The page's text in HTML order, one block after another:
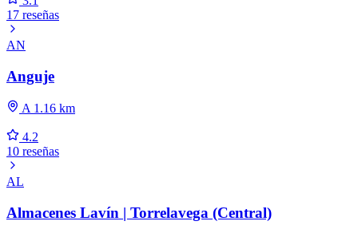
17 reseñas
AN
Anguje
A 1.16 km
4.2
10 reseñas
AL
Almacenes Lavín | Torrelavega (Central)